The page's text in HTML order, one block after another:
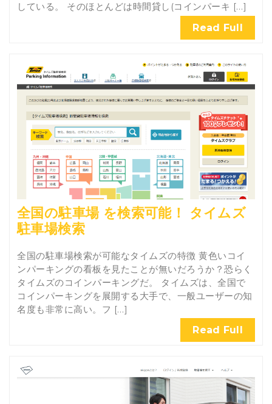
している。 そのほとんどは時間貸し(コインパーキ […]
Read Full
全国の駐車場 を検索可能！ タイムズ
駐車場検索
全国の駐車場検索が可能なタイムズの特徴 黄色いコイ
ンパーキングの看板を見たことが無いだろうか？恐らく
タイムズのコインパーキングだ。 タイムズは、全国で
コインパーキングを展開する大手で、一般ユーザーの知
名度も非常に高い。フ […]
Read Full